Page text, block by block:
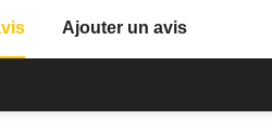
Ajouter un avis